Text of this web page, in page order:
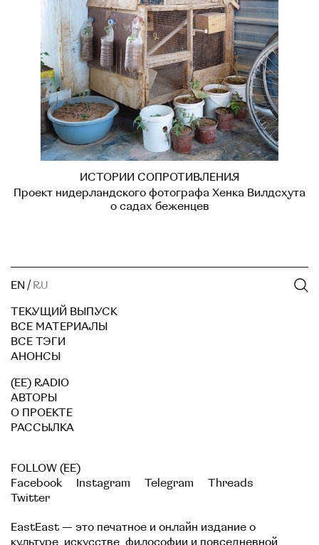
ИСТОРИИ СОПРОТИВЛЕНИЯ
Проект нидерландского фотографа Хенка Вилдсхута
о садах беженцев
EN / RU
ТЕКУЩИЙ ВЫПУСК
ВСЕ МАТЕРИАЛЫ
ВСЕ ТЭГИ
АНОНСЫ
(EE) RADIO
АВТОРЫ
О ПРОЕКТЕ
РАССЫЛКА
FOLLOW (EE)
Facebook
Instagram Telegram
Threads
Twitter
EastEast — это печатное и онлайн издание о
культуре, искусстве, философии и повседневной